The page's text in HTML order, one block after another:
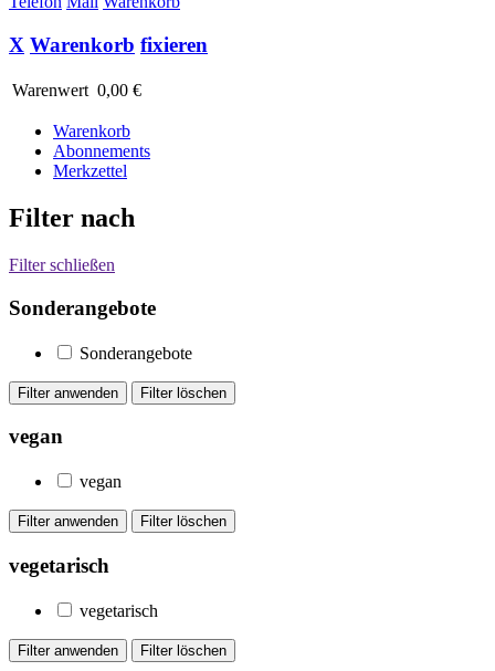
X Warenkorb fixieren
Warenwert 0,00 €
Warenkorb
Abonnements
Merkzettel
Filter nach
Filter schließen
Sonderangebote
Sonderangebote
vegan
vegan
vegetarisch
vegetarisch